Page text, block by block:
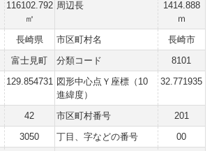
116102.792
㎡
周辺長
1414.888
ｍ
長崎県 市区町村名
長崎市
富士見町 分類コード
8101
129.854731 図形中心点Ｙ座標（10
進緯度）
32.771935
42 市区町村番号
201
3050 丁目、字などの番号
00